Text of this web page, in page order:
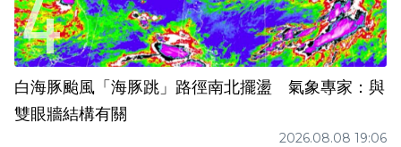
白海豚颱風「海豚跳」路徑南北擺盪 氣象專家：與
雙眼牆結構有關
2026.08.08 19:06